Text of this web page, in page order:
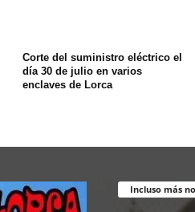
Corte del suministro eléctrico el
día 30 de julio en varios
enclaves de Lorca
Incluso más